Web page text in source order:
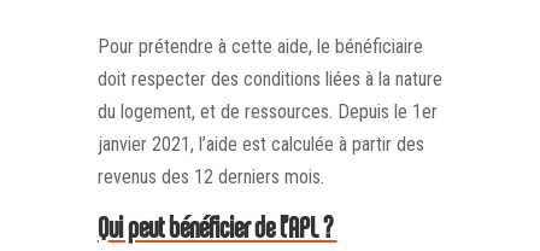
Pour prétendre à cette aide, le bénéficiaire
doit respecter des conditions liées à la nature
du logement, et de ressources. Depuis le 1er
janvier 2021, l’aide est calculée à partir des
revenus des 12 derniers mois.
Qui peut bénéficier de l’APL ?